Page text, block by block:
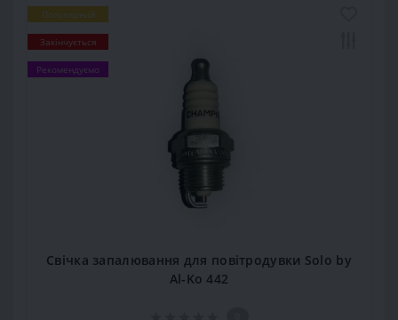
Популярний
Закінчується
Рекомендуємо
Свічка запалювання для повітродувки Solo by
Al-Ko 442